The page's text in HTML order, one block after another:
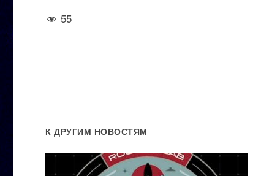
55
К ДРУГИМ НОВОСТЯМ